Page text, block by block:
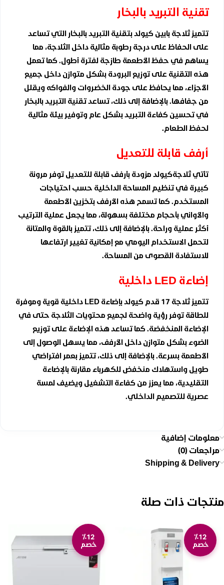
تقنية التبريد بالبخار
تتميز ثلاجة بابين كيولد بتقنية التبريد بالبخار التي تساعد
على الحفاظ على درجة رطوبة مثالية داخل الثلاجة، مما
يساهم في حفظ الأطعمة طازجة لفترة أطول. كما تعمل
هذه التقنية على توزيع البرودة بشكل متوازن داخل جميع
الأجزاء، مما يحافظ على جودة الخضروات والفواكه ويقلل
من جفافها. بالإضافة إلى ذلك، تساعد تقنية التبريد بالبخار
في تحسين كفاءة التبريد بشكل عام وتوفير بيئة مثالية
لحفظ الطعام.
أرفف قابلة للتعديل
تأتي ثلاجةكيولد مزودة بأرفف قابلة للتعديل توفر مرونة
كبيرة في تنظيم المساحة الداخلية حسب احتياجات
المستخدم. كما تسمح هذه الأرفف بتخزين الأطعمة
والأواني بأحجام مختلفة بسهولة، مما يجعل عملية الترتيب
أكثر عملية وراحة. بالإضافة إلى ذلك، تتميز بالقوة والمتانة
لتحمل الاستخدام اليومي مع إمكانية تغيير ارتفاعها
للاستفادة القصوى من المساحة.
إضاءة LED داخلية
تتميز ثلاجة 17 قدم كيولد بإضاءة LED داخلية قوية وموفرة
للطاقة توفر رؤية واضحة لجميع محتويات الثلاجة حتى في
الإضاءة المنخفضة. كما تساعد هذه الإضاءة على توزيع
الضوء بشكل متوازن داخل الأرفف، مما يسهل الوصول إلى
الأطعمة بسرعة. بالإضافة إلى ذلك، تتميز بعمر افتراضي
طويل واستهلاك منخفض للكهرباء مقارنة بالإضاءة
التقليدية، مما يعزز من كفاءة التشغيل ويضيف لمسة
عصرية للتصميم الداخلي.
معلومات إضافية
مراجعات (0)
Shipping & Delivery
منتجات ذات صلة
٪12
خصم
٪12
خصم